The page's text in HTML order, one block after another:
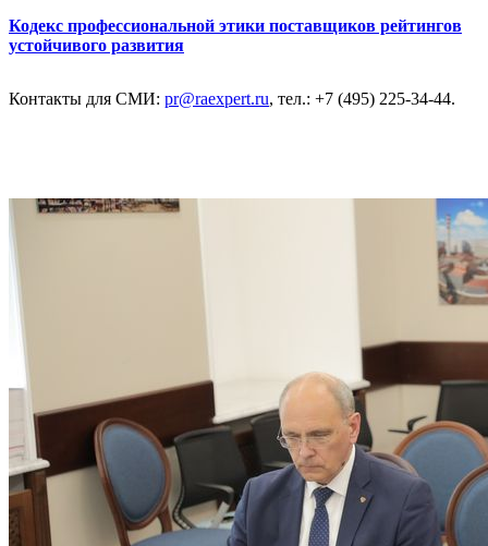
Кодекс профессиональной этики поставщиков рейтингов
устойчивого развития
Контакты для СМИ: pr@raexpert.ru, тел.: +7 (495) 225-34-44.